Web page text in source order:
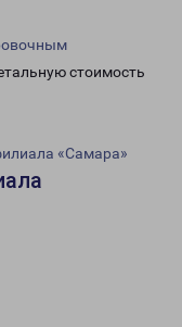
стоимость
«Самара»